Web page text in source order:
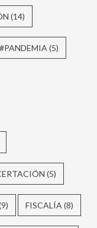
(14)
#PANDEMIA (5)
(5)
FISCALÍA (8)